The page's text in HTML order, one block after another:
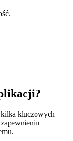
kilka kluczowych